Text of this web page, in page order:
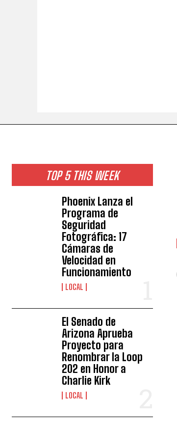
TOP 5 THIS WEEK
Phoenix Lanza el
Programa de
Seguridad
Fotográfica: 17
Cámaras de
Velocidad en
Funcionamiento
LOCAL
El Senado de
Arizona Aprueba
Proyecto para
Renombrar la Loop
202 en Honor a
Charlie Kirk
LOCAL